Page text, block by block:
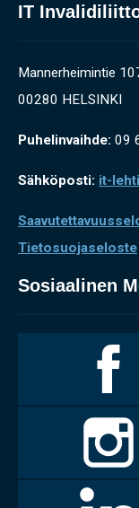
IT
Mannerheimintie
00280 HELSINKI
Puhelinvaihde: 09
Sähköposti: it-
Tietosuojaseloste
Sosiaalinen
Facebookissa
Invalidiliitto
Instagramissa